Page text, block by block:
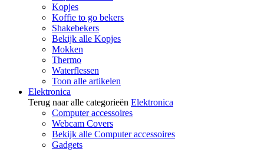
Kopjes
Koffie to go bekers
Shakebekers
Bekijk alle Kopjes
Mokken
Thermo
Waterflessen
Toon alle artikelen
Elektronica
Terug naar alle categorieën Elektronica
Computer accessoires
Webcam Covers
Bekijk alle Computer accessoires
Gadgets